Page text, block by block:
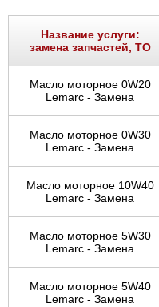
Название услуги:
замена запчастей, ТО
Масло моторное 0W20
Lemarc - Замена
Масло моторное 0W30
Lemarc - Замена
Масло моторное 10W40
Lemarc - Замена
Масло моторное 5W30
Lemarc - Замена
Масло моторное 5W40
Lemarc - Замена